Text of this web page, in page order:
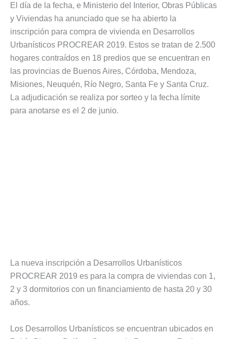
El día de la fecha, e Ministerio del Interior, Obras Públicas
y Viviendas ha anunciado que se ha abierto la
inscripción para compra de vivienda en Desarrollos
Urbanísticos PROCREAR 2019. Estos se tratan de 2.500
hogares contraídos en 18 predios que se encuentran en
las provincias de Buenos Aires, Córdoba, Mendoza,
Misiones, Neuquén, Río Negro, Santa Fe y Santa Cruz.
La adjudicación se realiza por sorteo y la fecha límite
para anotarse es el 2 de junio.
La nueva inscripción a Desarrollos Urbanísticos
PROCREAR 2019 es para la compra de viviendas con 1,
2 y 3 dormitorios con un financiamiento de hasta 20 y 30
años.
Los Desarrollos Urbanísticos se encuentran ubicados en